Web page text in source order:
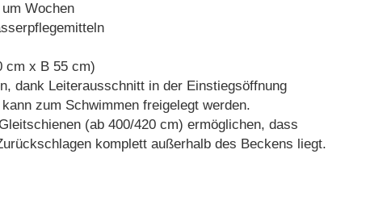
Wochen
cm x B 55 cm)
dank Leiterausschnitt in der Einstiegsöffnung
zum Schwimmen freigelegt werden.
(ab 400/420 cm) ermöglichen, dass
komplett außerhalb des Beckens liegt.